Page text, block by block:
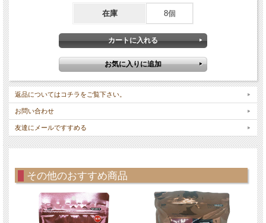
在庫 8個
返品についてはコチラをご覧下さい。
お問い合わせ
友達にメールですすめる
その他のおすすめ商品